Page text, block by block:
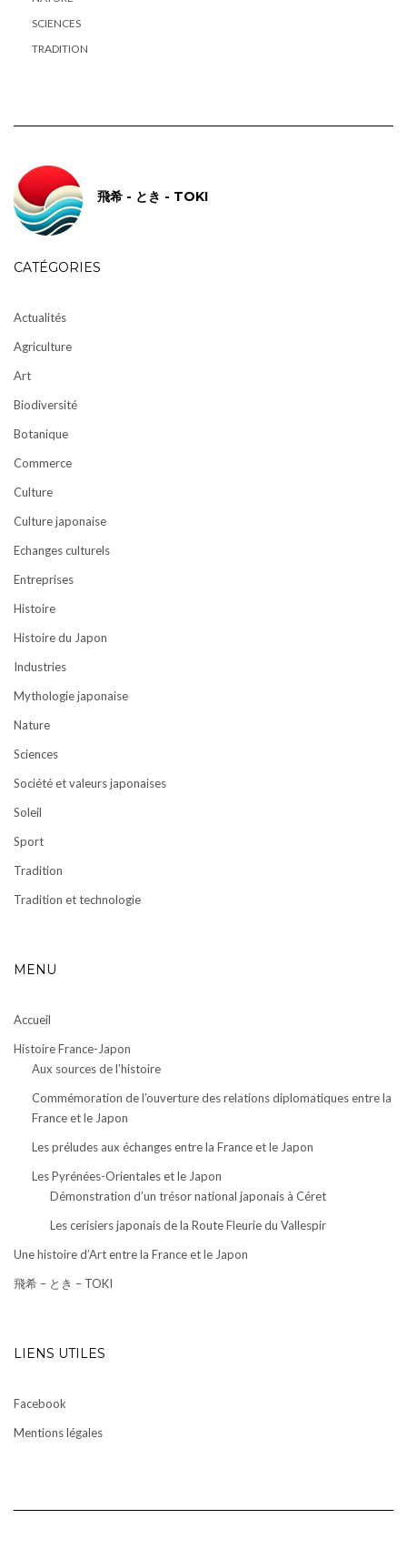
SCIENCES
TRADITION
飛希 - とき - TOKI
CATÉGORIES
Actualités
Agriculture
Art
Biodiversité
Botanique
Commerce
Culture
Culture japonaise
Echanges culturels
Entreprises
Histoire
Histoire du Japon
Industries
Mythologie japonaise
Nature
Sciences
Société et valeurs japonaises
Soleil
Sport
Tradition
Tradition et technologie
MENU
Accueil
Histoire France-Japon
Aux sources de l’histoire
Commémoration de l’ouverture des relations diplomatiques entre la
France et le Japon
Les préludes aux échanges entre la France et le Japon
Les Pyrénées-Orientales et le Japon
Démonstration d’un trésor national japonais à Céret
Les cerisiers japonais de la Route Fleurie du Vallespir
Une histoire d’Art entre la France et le Japon
飛希 – とき – TOKI
LIENS UTILES
Facebook
Mentions légales